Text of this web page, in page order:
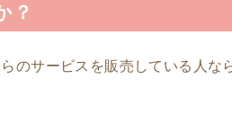
？
のサービスを販売している人な